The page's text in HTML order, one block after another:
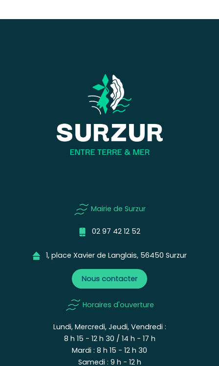
Mairie de Surzur
02 97 42 12 52
1, place Xavier de Langlais, 56450 Surzur
Nous contacter
Horaires d'ouverture
Lundi, Mercredi, Jeudi, Vendredi :
8 h 15 - 12 h 30 / 14 h - 17 h
Mardi : 8 h 15 - 12 h 30
Samedi : 9 h - 12 h